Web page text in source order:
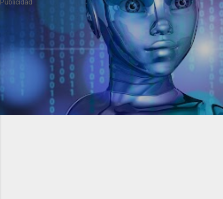
Publicidad